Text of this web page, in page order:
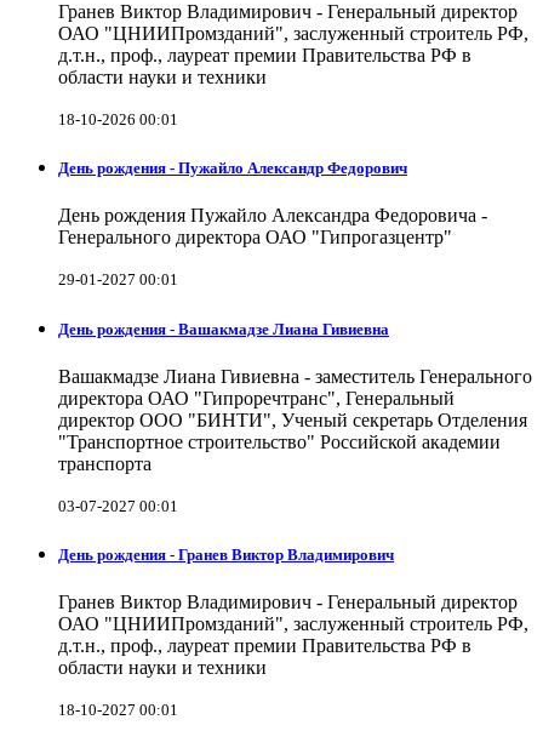
Гранев Виктор Владимирович - Генеральный директор
ОАО "ЦНИИПромзданий", заслуженный строитель РФ,
д.т.н., проф., лауреат премии Правительства РФ в
области науки и техники
18-10-2026 00:01
День рождения - Пужайло Александр Федорович
День рождения Пужайло Александра Федоровича -
Генерального директора ОАО "Гипрогазцентр"
29-01-2027 00:01
День рождения - Вашакмадзе Лиана Гивиевна
Вашакмадзе Лиана Гивиевна - заместитель Генерального
директора ОАО "Гипроречтранс", Генеральный
директор ООО "БИНТИ", Ученый секретарь Отделения
"Транспортное строительство" Российской академии
транспорта
03-07-2027 00:01
День рождения - Гранев Виктор Владимирович
Гранев Виктор Владимирович - Генеральный директор
ОАО "ЦНИИПромзданий", заслуженный строитель РФ,
д.т.н., проф., лауреат премии Правительства РФ в
области науки и техники
18-10-2027 00:01